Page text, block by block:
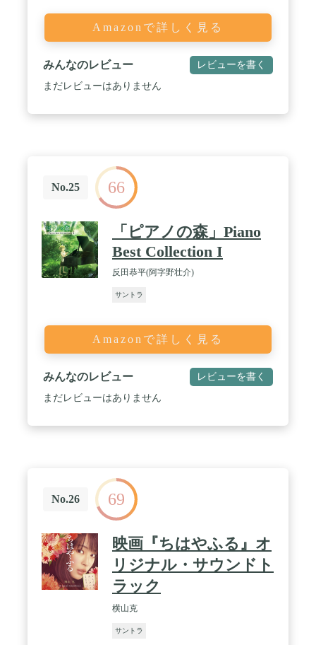
Amazonで詳しく見る
みんなのレビュー レビューを書く
まだレビューはありません
No.25 66
「ピアノの森」Piano
Best Collection I
反田恭平(阿字野壮介)
サントラ
Amazonで詳しく見る
みんなのレビュー レビューを書く
まだレビューはありません
No.26 69
映画『ちはやふる』オ
リジナル・サウンドト
ラック
横山克
サントラ